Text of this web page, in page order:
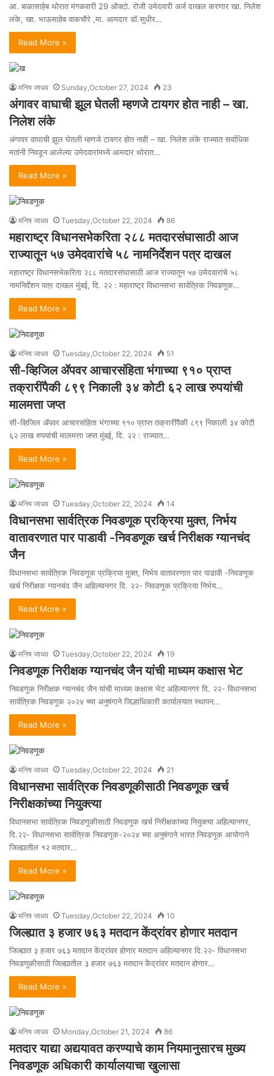
आ. बाळासाहेब थोरात मंगळवारी 29 ऑक्टो. रोजी उमेदवारी अर्ज दाखल करणार खा. निलेश
लंके, खा. भाऊसाहेब वाकचौरे ,मा. आमदार डॉ.सुधीर…
Read More »
मनिष जाधव Sunday,October 27, 2024 23
अंगावर वाघाची झूल घेतली म्हणजे टायगर होत नाही – खा.
निलेश लंके
अंगावर वाघाची झूल घेतली म्हणजे टायगर होत नाही – खा. निलेश लंके राज्यात सर्वाधिक
मतांनी निवडून आलेल्या उमेदवारांमध्ये आमदार थोरात…
Read More »
मनिष जाधव Tuesday,October 22, 2024 86
महाराष्ट्र विधानसभेकरिता २८८ मतदारसंघासाठी आज
राज्यातून ५७ उमेदवारांचे ५८ नामनिर्देशन पत्र दाखल
महाराष्ट्र विधानसभेकरिता २८८ मतदारसंघासाठी आज राज्यातून ५७ उमेदवारांचे ५८
नामनिर्देशन पत्र दाखल मुंबई, दि. २२ : महाराष्ट्र विधानसभा सार्वत्रिक निवडणूक…
Read More »
मनिष जाधव Tuesday,October 22, 2024 51
सी-व्हिजिल ॲपवर आचारसंहिता भंगाच्या ९१० प्राप्त
तक्रारींपैकी ८९९ निकाली ३४ कोटी ६२ लाख रुपयांची
मालमत्ता जप्त
सी-व्हिजिल ॲपवर आचारसंहिता भंगाच्या ९१० प्राप्त तक्रारींपैकी ८९९ निकाली ३४ कोटी
६२ लाख रुपयांची मालमत्ता जप्त मुंबई, दि. २२ : राज्यात…
Read More »
मनिष जाधव Tuesday,October 22, 2024 14
विधानसभा सार्वत्रिक निवडणूक प्रक्रिया मुक्त, निर्भय
वातावरणात पार पाडावी -निवडणूक खर्च निरीक्षक ग्यानचंद
जैन
विधानसभा सार्वत्रिक निवडणूक प्रक्रिया मुक्त, निर्भय वातावरणात पार पाडावी -निवडणूक
खर्च निरीक्षक ग्यानचंद जैन अहिल्यानगर दि. २२- निवडणूक प्रक्रिया निर्भय…
Read More »
मनिष जाधव Tuesday,October 22, 2024 19
निवडणूक निरीक्षक ग्यानचंद जैन यांची माध्यम कक्षास भेट
निवडणूक निरीक्षक ग्यानचंद जैन यांची माध्यम कक्षास भेट अहिल्यानगर दि. २२- विधानसभा
सार्वत्रिक निवडणूक २०२४ च्या अनुषंगाने जिल्हाधिकारी कार्यालयात स्थापन…
Read More »
मनिष जाधव Tuesday,October 22, 2024 21
विधानसभा सार्वत्रिक निवडणूकीसाठी निवडणूक खर्च
निरीक्षकांच्या नियुक्त्या
विधानसभा सार्वत्रिक निवडणूकीसाठी निवडणूक खर्च निरीक्षकांच्या नियुक्त्या अहिल्यानगर,
दि.२२- विधानसभा सार्वत्रिक निवडणूक-२०२४ च्या अनुषंगाने भारत निवडणूक आयोगाने
जिल्ह्यातील १२ मतदार…
Read More »
मनिष जाधव Tuesday,October 22, 2024 10
जिल्ह्यात ३ हजार ७६३ मतदान केंद्रांवर होणार मतदान
जिल्ह्यात ३ हजार ७६३ मतदान केंद्रांवर होणार मतदान अहिल्यानगर दि.२२- विधानसभा
निवडणुकीसाठी जिल्ह्यातील ३ हजार ७६३ मतदान केंद्रांवर मतदान होणार…
Read More »
मनिष जाधव Monday,October 21, 2024 86
मतदार याद्या अद्ययावत करण्याचे काम नियमानुसारच मुख्य
निवडणूक अधिकारी कार्यालयाचा खुलासा